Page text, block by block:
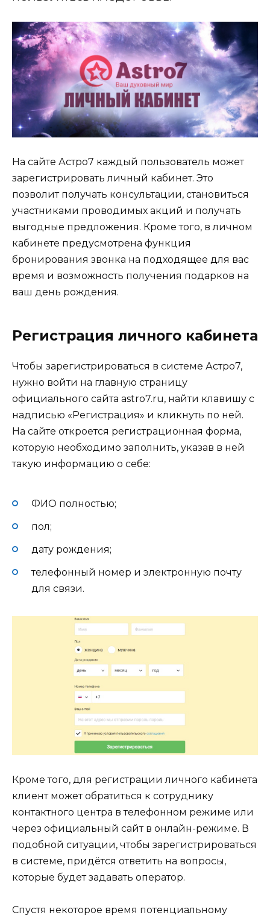
На сайте Астро7 каждый пользователь может
зарегистрировать личный кабинет. Это
позволит получать консультации, становиться
участниками проводимых акций и получать
выгодные предложения. Кроме того, в личном
кабинете предусмотрена функция
бронирования звонка на подходящее для вас
время и возможность получения подарков на
ваш день рождения.
Регистрация личного кабинета
Чтобы зарегистрироваться в системе Астро7,
нужно войти на главную страницу
официального сайта astro7.ru, найти клавишу с
надписью «Регистрация» и кликнуть по ней.
На сайте откроется регистрационная форма,
которую необходимо заполнить, указав в ней
такую информацию о себе:
ФИО полностью;
пол;
дату рождения;
телефонный номер и электронную почту
для связи.
Кроме того, для регистрации личного кабинета
клиент может обратиться к сотруднику
контактного центра в телефонном режиме или
через официальный сайт в онлайн-режиме. В
подобной ситуации, чтобы зарегистрироваться
в системе, придётся ответить на вопросы,
которые будет задавать оператор.
Спустя некоторое время потенциальному